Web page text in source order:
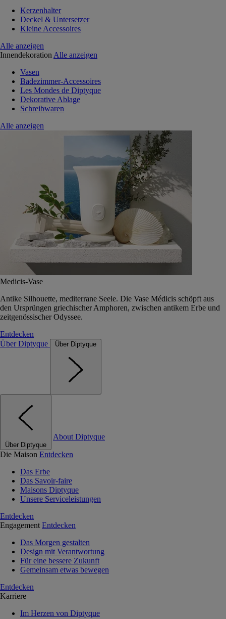
Kerzenhalter
Deckel & Untersetzer
Kleine Accessoires
Alle anzeigen
Innendekoration Alle anzeigen
Vasen
Badezimmer-Accessoires
Les Mondes de Diptyque
Dekorative Ablage
Schreibwaren
Alle anzeigen
Medicis-Vase
Antike Silhouette, mediterrane Seele. Die Vase Médicis schöpft aus
den Ursprüngen griechischer Amphoren, zwischen antikem Erbe und
zeitgenössischer Odyssee.
Entdecken
Über Diptyque
Über Diptyque
Über Diptyque
About Diptyque
Die Maison Entdecken
Das Erbe
Das Savoir-faire
Maisons Diptyque
Unsere Serviceleistungen
Entdecken
Engagement Entdecken
Das Morgen gestalten
Design mit Verantwortung
Für eine bessere Zukunft
Gemeinsam etwas bewegen
Entdecken
Karriere
Im Herzen von Diptyque